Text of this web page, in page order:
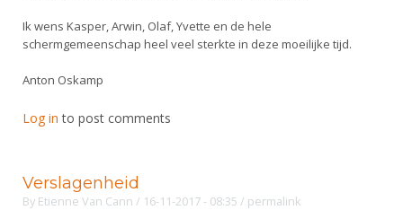
Ik wens Kasper, Arwin, Olaf, Yvette en de hele
schermgemeenschap heel veel sterkte in deze moeilijke tijd.
Anton Oskamp
Log in to post comments
Verslagenheid
By Etienne Van Cann / 16-11-2017 - 08:35 / permalink